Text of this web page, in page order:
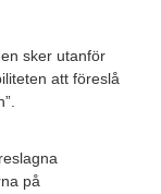
sker utanför
att föreslå
på